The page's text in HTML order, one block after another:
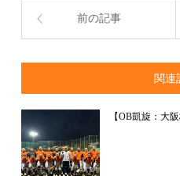
前の記事
関連
【OB凱旋：大